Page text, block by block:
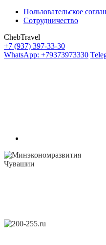
Пользовательское
Сотрудничество
ChebTravel
+7 (937) 397-33-30
WhatsApp: +79373973330